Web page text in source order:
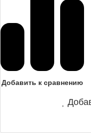
Добавить к сравнению